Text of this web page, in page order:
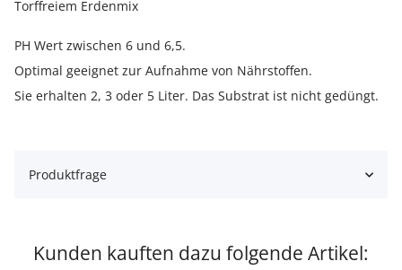
Torffreiem Erdenmix
PH Wert zwischen 6 und 6,5.
Optimal geeignet zur Aufnahme von Nährstoffen.
Sie erhalten 2, 3 oder 5 Liter. Das Substrat ist nicht gedüngt.
Produktfrage
Kunden kauften dazu folgende Artikel: